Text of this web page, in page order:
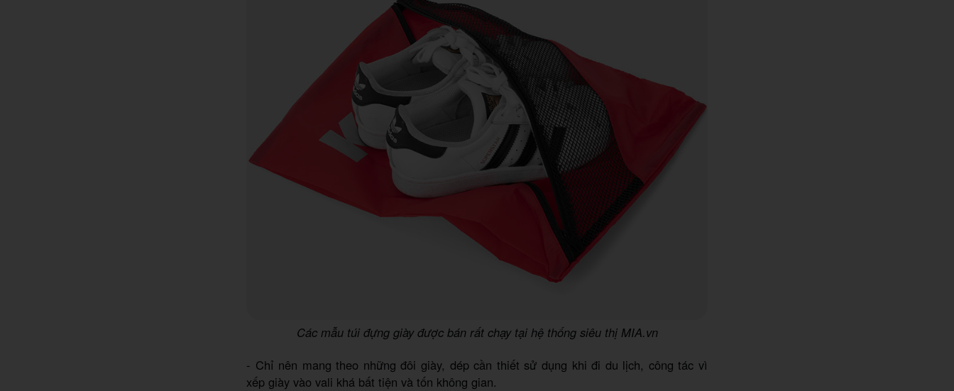
Các mẫu túi đựng giày được bán rất chạy tại hệ thống siêu thị MIA.vn
- Chỉ nên mang theo những đôi giày, dép cần thiết sử dụng khi đi du lịch, công tác vì
xếp giày vào vali khá bất tiện và tốn không gian.